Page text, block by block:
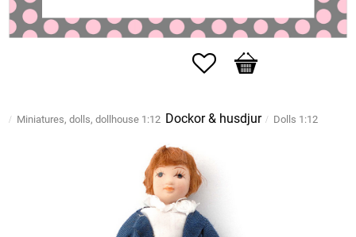
Favorites
Basket
Miniatures, dolls, dollhouse 1:12 Dockor & husdjur Dolls 1:12